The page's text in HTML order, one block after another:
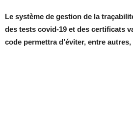
Le système de gestion de la
des tests covid-19 et des certificats
code permettra d’éviter, entre